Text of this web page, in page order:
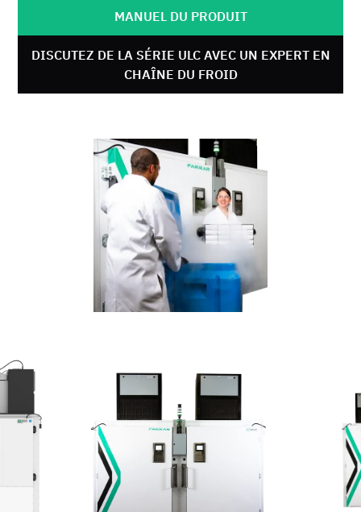
MANUEL DU PRODUIT
DISCUTEZ DE LA SÉRIE ULC AVEC UN EXPERT EN
CHAÎNE DU FROID